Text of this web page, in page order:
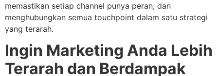
memastikan setiap channel punya peran, dan
menghubungkan semua touchpoint dalam satu strategi
yang terarah.
Ingin Marketing Anda Lebih
Terarah dan Berdampak